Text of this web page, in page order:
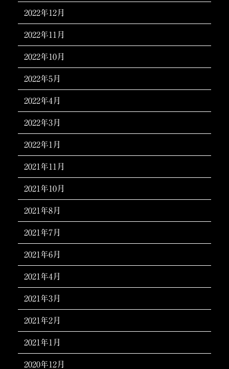
2022年12月
2022年11月
2022年10月
2022年5月
2022年4月
2022年3月
2022年1月
2021年11月
2021年10月
2021年8月
2021年7月
2021年6月
2021年4月
2021年3月
2021年2月
2021年1月
2020年12月